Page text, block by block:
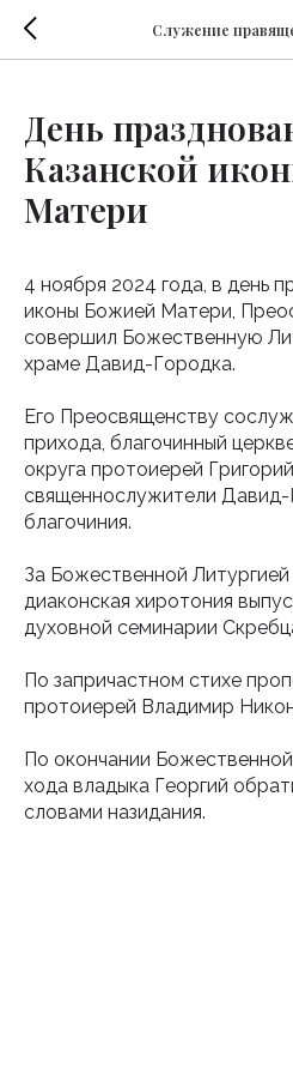
Служение
День
Казанской
Матери
4 ноября 2024 года, в день
иконы Божией Матери,
совершил Божественную
храме Давид-Городка.
Его Преосвященству
прихода, благочинный
округа протоиерей
священнослужители Давид-
благочиния.
За Божественной
диаконская хиротония
духовной семинарии
По запричастном стихе
протоиерей Владимир
По окончании
хода владыка Георгий
словами назидания.